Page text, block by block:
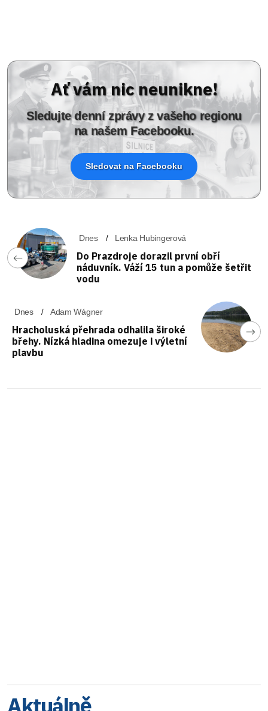
Ať vám nic neunikne!
Sledujte denní zprávy z vašeho regionu
na našem Facebooku.
Sledovat na Facebooku
Dnes Lenka Hubingerová
Do Prazdroje dorazil první obří
náduvník. Váží 15 tun a pomůže šetřit
vodu
Dnes Adam Wágner
Hracholuská přehrada odhalila široké
břehy. Nízká hladina omezuje i výletní
plavbu
Aktuálně